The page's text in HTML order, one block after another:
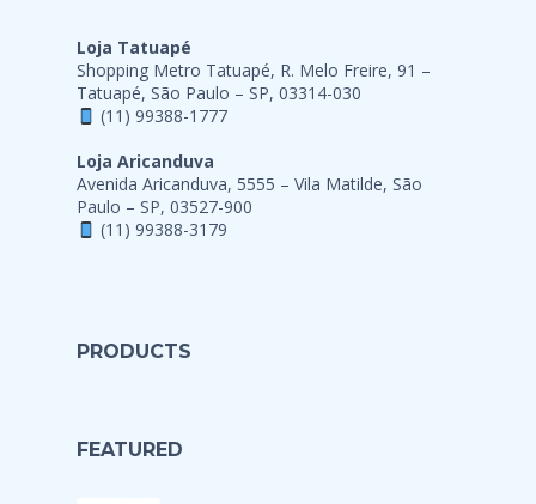
Loja Tatuapé
Shopping Metro Tatuapé, R. Melo Freire, 91 –
Tatuapé, São Paulo – SP, 03314-030
(11) 99388-1777
Loja Aricanduva
Avenida Aricanduva, 5555 – Vila Matilde, São
Paulo – SP, 03527-900
(11) 99388-3179
PRODUCTS
FEATURED